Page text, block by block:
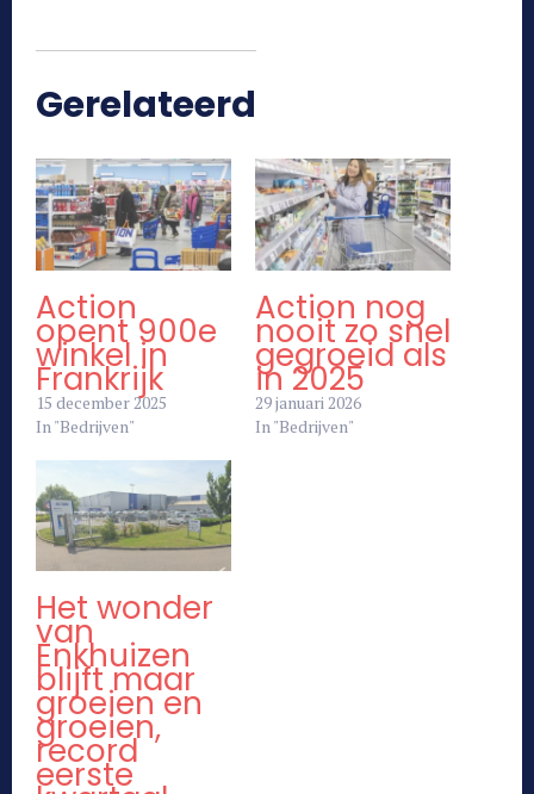
Gerelateerd
Action
opent 900e
winkel in
Frankrijk
15 december 2025
In "Bedrijven"
Action nog
nooit zo snel
gegroeid als
in 2025
29 januari 2026
In "Bedrijven"
Het wonder
van
Enkhuizen
blijft maar
groeien en
groeien,
record
eerste